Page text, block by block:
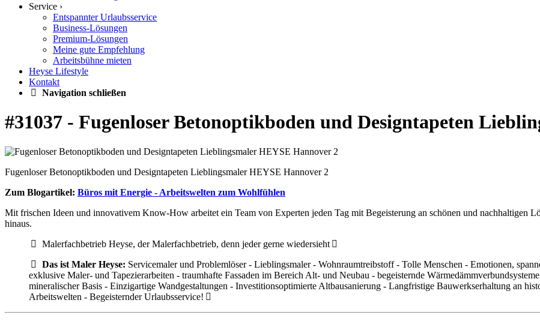
Service ›
Entspannter Urlaubsservice
Business-Lösungen
Premium-Lösungen
Meine gute Empfehlung
Arbeitsbühne mieten
Heyse Lifestyle
Kontakt
Navigation schließen
#31037 - Fugenloser Betonoptikboden und Designtapeten
Fugenloser Betonoptikboden und Designtapeten Lieblingsmaler HEYSE Hannover 2
Zum Blogartikel: Büros mit Energie - Arbeitswelten zum Wohlfühlen
Mit frischen Ideen und innovativem Know-How arbeitet ein Team von Experten jeden Tag mit Begeisterung an schönen und nachhaltigen
hinaus.
Malerfachbetrieb Heyse, der Malerfachbetrieb, denn jeder gerne wiedersieht
Das ist Maler Heyse: Servicemaler und Problemlöser - Lieblingsmaler - Wohnraumtreibstoff - Tolle Menschen - Emotionen,
exklusive Maler- und Tapezierarbeiten - traumhafte Fassaden im Bereich Alt- und Neubau - begeisternde
mineralischer Basis - Einzigartige Wandgestaltungen - Investitionsoptimierte Altbausanierung - Langfristige Bauwerkserhaltung an
Arbeitswelten - Begeisternder Urlaubsservice!